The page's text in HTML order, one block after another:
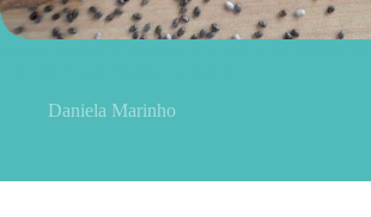
Daniela Marinho